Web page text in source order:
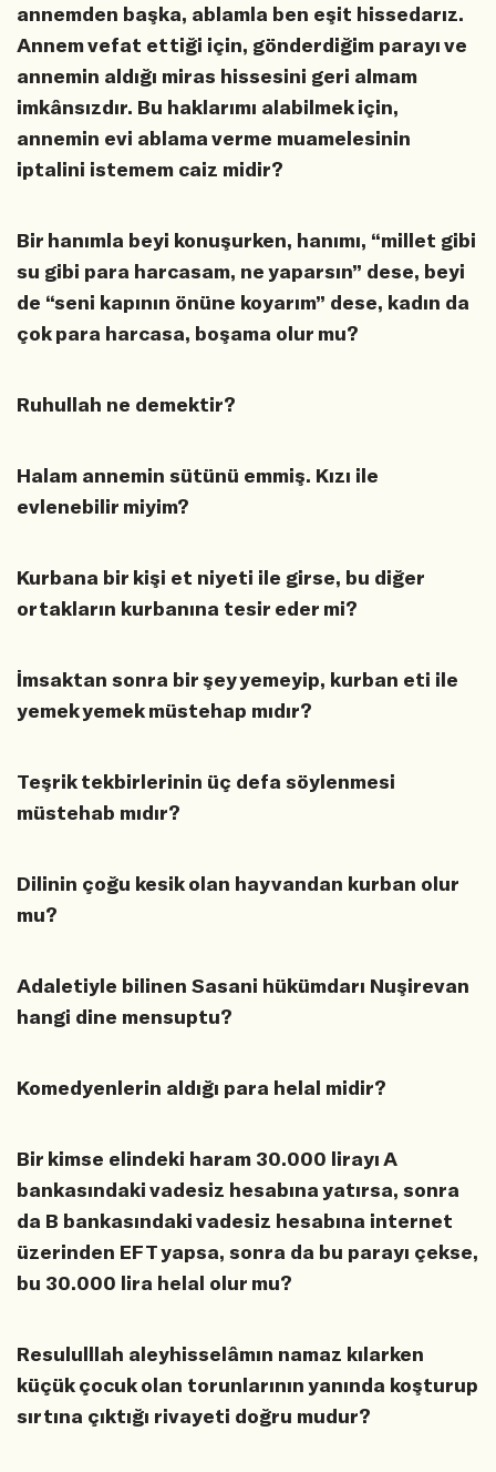
annemden başka, ablamla ben eşit hissedarız.
Annem vefat ettiği için, gönderdiğim parayı ve
annemin aldığı miras hissesini geri almam
imkânsızdır. Bu haklarımı alabilmek için,
annemin evi ablama verme muamelesinin
iptalini istemem caiz midir?
Bir hanımla beyi konuşurken, hanımı, “millet gibi
su gibi para harcasam, ne yaparsın” dese, beyi
de “seni kapının önüne koyarım” dese, kadın da
çok para harcasa, boşama olur mu?
Ruhullah ne demektir?
Halam annemin sütünü emmiş. Kızı ile
evlenebilir miyim?
Kurbana bir kişi et niyeti ile girse, bu diğer
ortakların kurbanına tesir eder mi?
İmsaktan sonra bir şey yemeyip, kurban eti ile
yemek yemek müstehap mıdır?
Teşrik tekbirlerinin üç defa söylenmesi
müstehab mıdır?
Dilinin çoğu kesik olan hayvandan kurban olur
mu?
Adaletiyle bilinen Sasani hükümdarı Nuşirevan
hangi dine mensuptu?
Komedyenlerin aldığı para helal midir?
Bir kimse elindeki haram 30.000 lirayı A
bankasındaki vadesiz hesabına yatırsa, sonra
da B bankasındaki vadesiz hesabına internet
üzerinden EFT yapsa, sonra da bu parayı çekse,
bu 30.000 lira helal olur mu?
Resululllah aleyhisselâmın namaz kılarken
küçük çocuk olan torunlarının yanında koşturup
sırtına çıktığı rivayeti doğru mudur?